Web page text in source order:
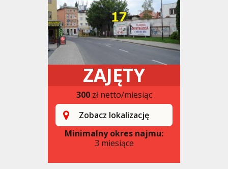
ZAJĘTY
300zł netto/miesiąc
Zobacz lokalizację
Minimalny okres najmu:
3 miesiące